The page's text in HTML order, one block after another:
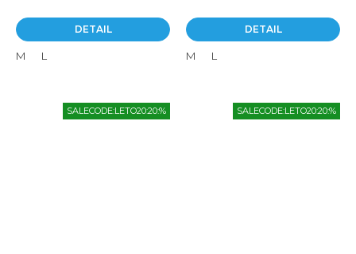
DETAIL
M L
DETAIL
M L
SALECODE:LETO20:20:% SALECODE:LETO20:20:%